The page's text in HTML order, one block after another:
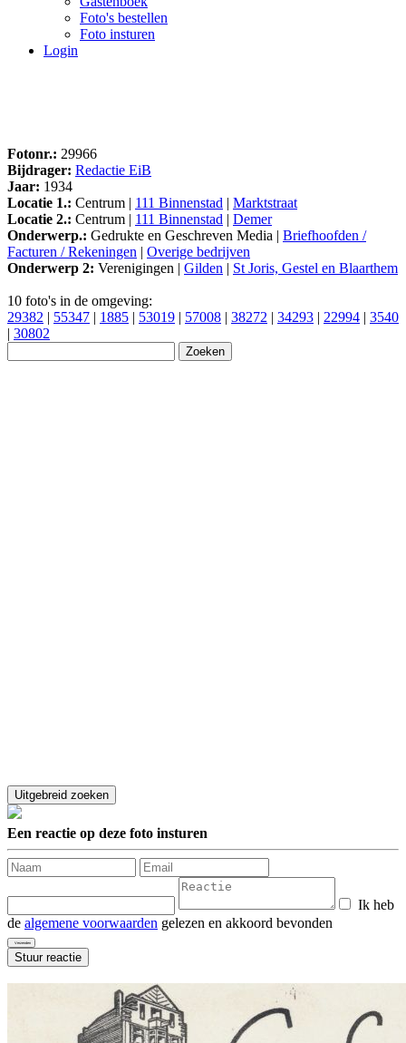
Foto's bestellen
Foto insturen
Login
Fotonr.: 29966
Bijdrager: Redactie EiB
Jaar: 1934
Locatie 1.: Centrum | 111 Binnenstad | Marktstraat
Locatie 2.: Centrum | 111 Binnenstad | Demer
Onderwerp.: Gedrukte en Geschreven Media | Briefhoofden /
Facturen / Rekeningen | Overige bedrijven
Onderwerp 2: Verenigingen | Gilden | St Joris, Gestel en Blaarthem
10 foto's in de omgeving:
29382 | 55347 | 1885 | 53019 | 57008 | 38272 | 34293 | 22994 | 3540
| 30802
Een reactie op deze foto insturen
Ik heb
de algemene voorwaarden gelezen en akkoord bevonden